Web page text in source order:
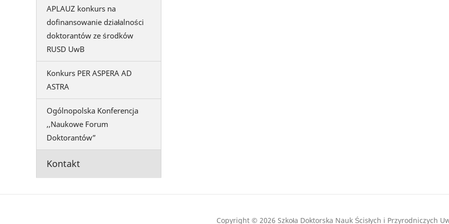
APLAUZ konkurs na
dofinansowanie działalności
doktorantów ze środków
RUSD UwB
Konkurs PER ASPERA AD
ASTRA
Ogólnopolska Konferencja
,,Naukowe Forum
Doktorantów”
Kontakt
Copyright © 2026 Szkoła Doktorska Nauk Ścisłych i Przyrodniczych